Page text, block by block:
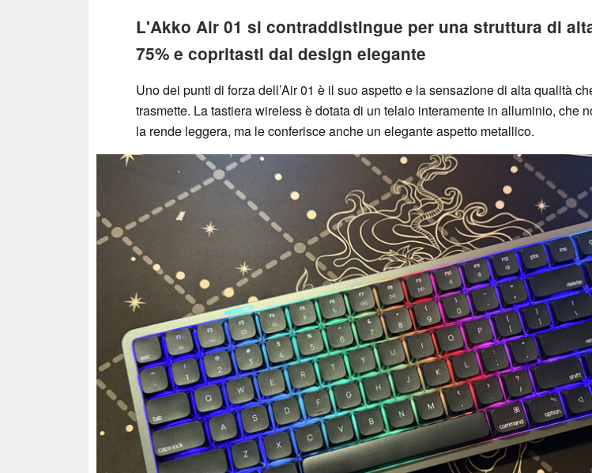
L'Akko Air 01 si contraddistingue per una struttura di
75% e copritasti dal design elegante
Uno dei punti di forza dell’Air 01 è il suo aspetto e la sensazione di alta qualità
trasmette. La tastiera wireless è dotata di un telaio interamente in alluminio, che
la rende leggera, ma le conferisce anche un elegante aspetto metallico.